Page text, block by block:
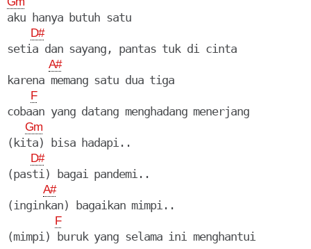
aku hanya butuh satu
D#
setia dan sayang, pantas tuk di cinta
A#
karena memang satu dua tiga
F
cobaan yang datang menghadang menerjang
Gm
(kita) bisa hadapi..
D#
(pasti) bagai pandemi..
A#
(inginkan) bagaikan mimpi..
F
(mimpi) buruk yang selama ini menghantui